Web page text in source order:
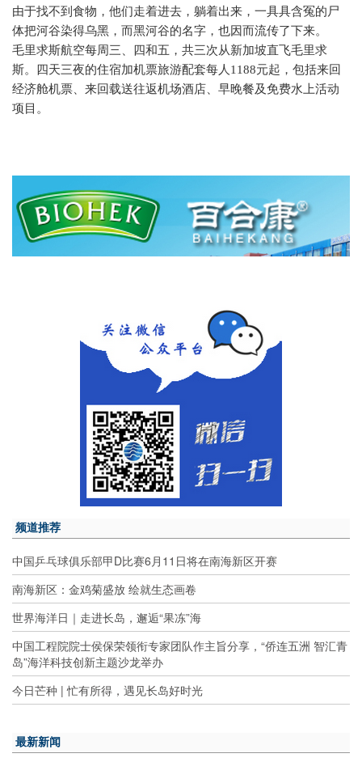
由于找不到食物，他们走着进去，躺着出来，一具具含冤的尸
体把河谷染得乌黑，而黑河谷的名字，也因而流传了下来。
毛里求斯航空每周三、四和五，共三次从新加坡直飞毛里求
斯。四天三夜的住宿加机票旅游配套每人1188元起，包括来回
经济舱机票、来回载送往返机场酒店、早晚餐及免费水上活动
项目。
频道推荐
中国乒乓球俱乐部甲D比赛6月11日将在南海新区开赛
南海新区：金鸡菊盛放 绘就生态画卷
世界海洋日｜走进长岛，邂逅“果冻”海
中国工程院院士侯保荣领衔专家团队作主旨分享，“侨连五洲 智汇青
岛”海洋科技创新主题沙龙举办
今日芒种 | 忙有所得，遇见长岛好时光
最新新闻